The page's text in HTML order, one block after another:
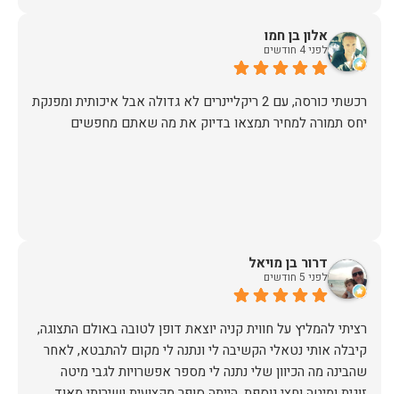
אלון בן חמו
לפני 4 חודשים
יחס תמורה למחיר תמצאו בדיוק את מה שאתם מחפשים
דרור בן מויאל
לפני 5 חודשים
רציתי להמליץ על חווית קניה יוצאת דופן לטובה באולם התצוגה,
קיבלה אותי נטאלי הקשיבה לי ונתנה לי מקום להתבטא, לאחר
שהבינה מה הכיוון שלי נתנה לי מספר אפשרויות לגבי מיטה